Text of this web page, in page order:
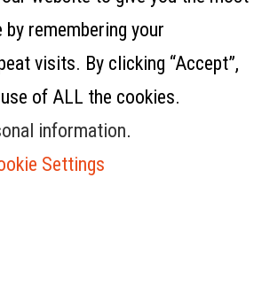
remembering your
visits. By clicking “Accept”,
of ALL the cookies.
information.
Settings